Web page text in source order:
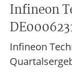
Infineon
Infineon